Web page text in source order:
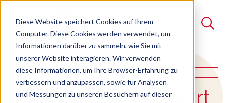
Diese Website speichert Cookies auf Ihrem
Computer. Diese Cookies werden verwendet, um
Informationen darüber zu sammeln, wie Sie mit
unserer Website interagieren. Wir verwenden
diese Informationen, um Ihre Browser-Erfahrung zu
verbessern und anzupassen, sowie für Analysen
und Messungen zu unseren Besuchern auf dieser
Suche
Es gibt keine Vorschläge, da das Suchfeld leer ist.
Standorte und Anfahrt